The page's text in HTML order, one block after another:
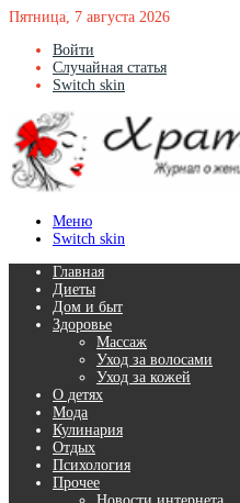
Пятница, 7 августа 2026
Войти
Случайная статья
Switch skin
Меню
Switch skin
Главная
Диеты
Дом и быт
Здоровье
Массаж
Уход за волосами
Уход за кожей
О детях
Мода
Кулинария
Отдых
Психология
Прочее